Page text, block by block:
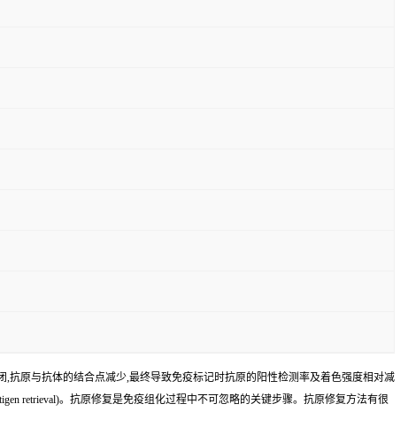
原与抗体的结合点减少,最终导致免疫标记时抗原的阳性检测率及着色强度相对减
retrieval)。抗原修复是免疫组化过程中不可忽略的关键步骤。抗原修复方法有很